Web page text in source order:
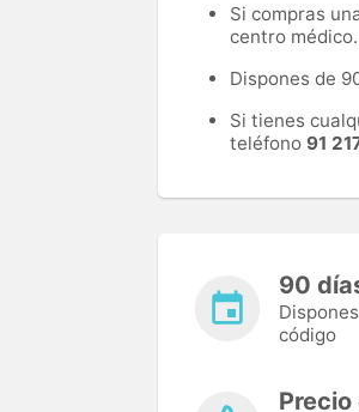
Si compras
centro médico.
Dispones de
Si tienes
teléfono 91
90
código